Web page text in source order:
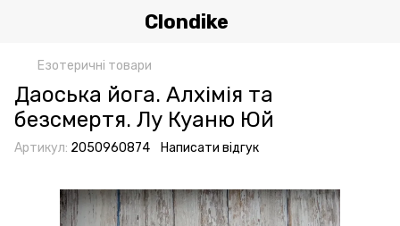
Clondike
Езотеричні товари
Даоська йога. Алхімія та
безсмертя. Лу Куаню Юй
Артикул: 2050960874 Написати відгук